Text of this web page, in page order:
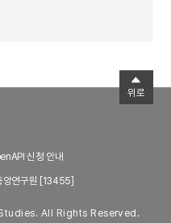
신청 안내
앙연구원 [13455]
All Rights Reserved.
위로